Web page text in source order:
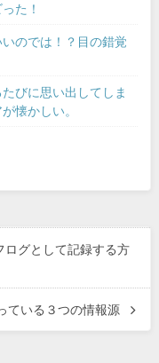
た！
のでは！？目の錯覚
びに思い出してしま
懐かしい。
ログとして記録する方
ている３つの情報源